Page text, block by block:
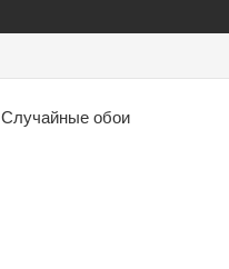
Случайные обои